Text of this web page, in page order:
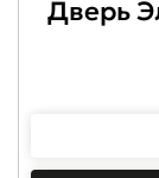
Дверь